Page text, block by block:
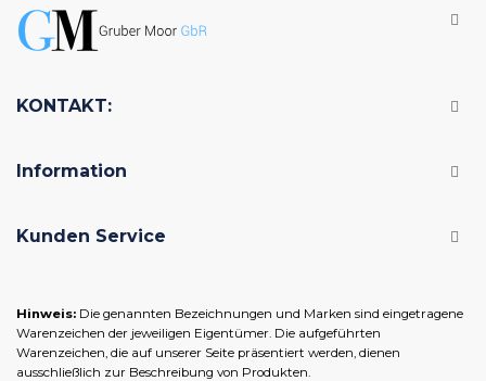
KONTAKT:
Information
Kunden Service
Hinweis: Die genannten Bezeichnungen und Marken sind eingetragene
Warenzeichen der jeweiligen Eigentümer. Die aufgeführten
Warenzeichen, die auf unserer Seite präsentiert werden, dienen
ausschließlich zur Beschreibung von Produkten.